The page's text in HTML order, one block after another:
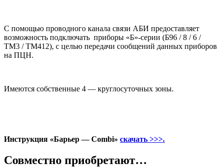
С помощью проводного канала связи АБИ предоставляет
возможность подключать приборы «Б»-серии (Б96 / 8 / 6 /
ТМ3 / ТМ412), с целью передачи сообщений данных приборов
на ПЦН.
Имеются собственные 4 — круглосуточных зоны.
Инструкция «Барьер — Combi» скачать >>>.
Совместно приобретают…